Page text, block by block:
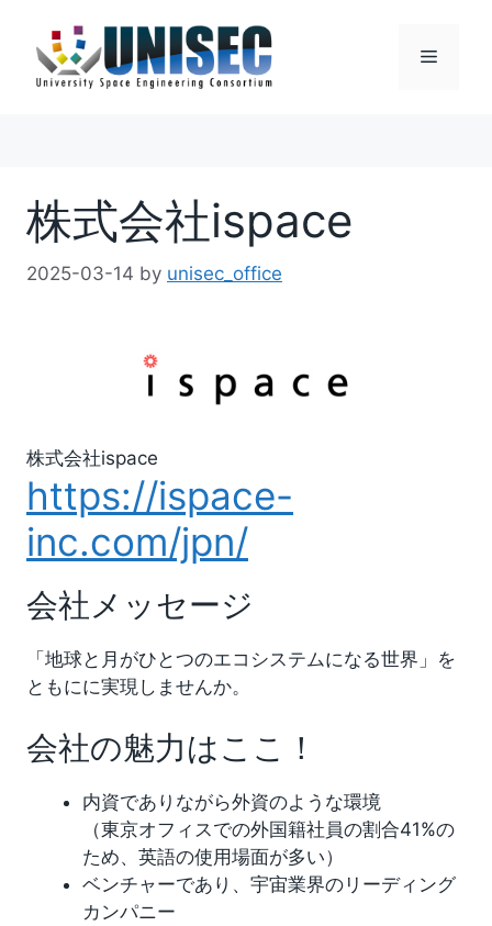
メ
株式会社ispace
2025-03-14 by unisec_office
株式会社ispace
https://ispace-
inc.com/jpn/
会社メッセージ
「地球と月がひとつのエコシステムになる世界」を
ともにに実現しませんか。
会社の魅力はここ！
内資でありながら外資のような環境
（東京オフィスでの外国籍社員の割合41%の
ため、英語の使用場面が多い）
ベンチャーであり、宇宙業界のリーディング
カンパニー